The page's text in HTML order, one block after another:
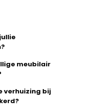
meubilair
verhuizing bij